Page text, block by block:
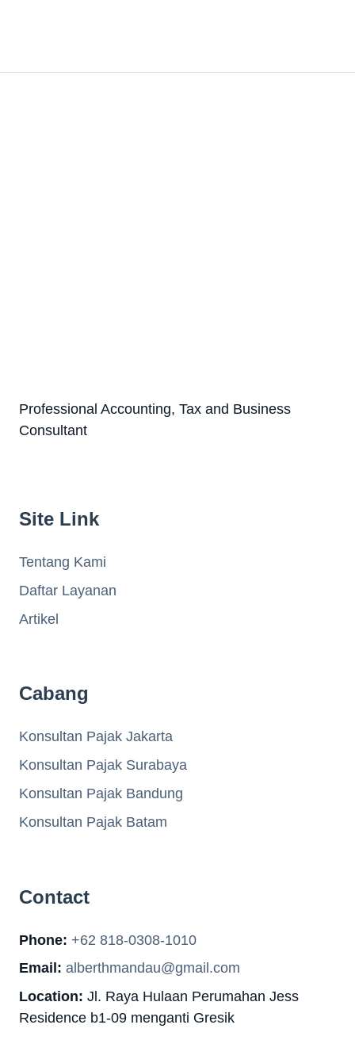
Professional Accounting, Tax and Business
Consultant
Site Link
Tentang Kami
Daftar Layanan
Artikel
Cabang
Konsultan Pajak Jakarta
Konsultan Pajak Surabaya
Konsultan Pajak Bandung
Konsultan Pajak Batam
Contact
Phone: +62 818-0308-1010
Email: alberthmandau@gmail.com
Location: Jl. Raya Hulaan Perumahan Jess
Residence b1-09 menganti Gresik